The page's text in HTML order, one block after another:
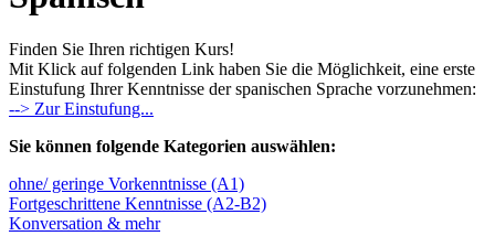
Finden Sie Ihren richtigen Kurs!
Mit Klick auf folgenden Link haben Sie die Möglichkeit, eine erste
Einstufung Ihrer Kenntnisse der spanischen Sprache vorzunehmen:
--> Zur Einstufung...
Sie können folgende Kategorien auswählen:
ohne/ geringe Vorkenntnisse (A1)
Fortgeschrittene Kenntnisse (A2-B2)
Konversation & mehr